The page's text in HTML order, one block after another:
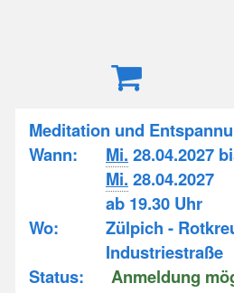
Meditation und
Wann:
Mi. 28.04.2027
Mi. 28.04.2027
ab 19.30 Uhr
Wo:
Zülpich -
Industriestraße
Status:
Anmeldung